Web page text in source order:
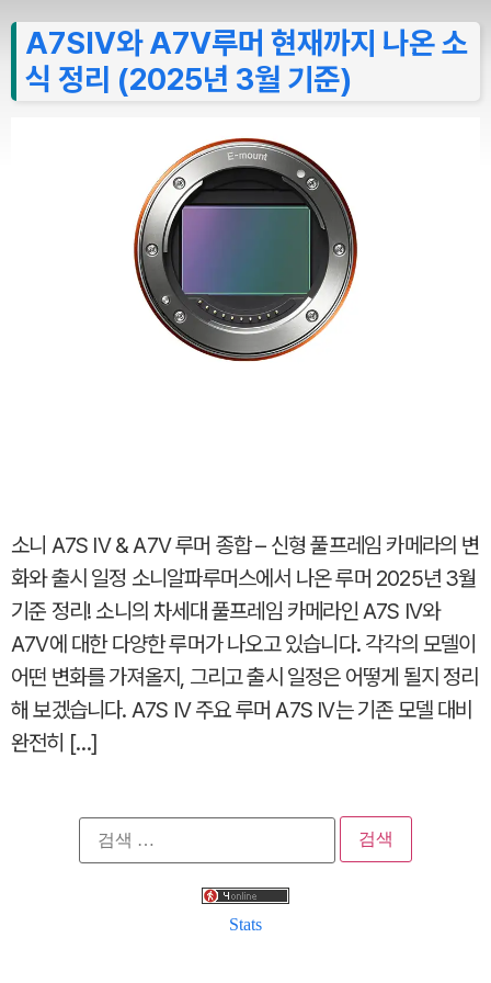
A7SⅣ와 A7Ⅴ루머 현재까지 나온 소
식 정리 (2025년 3월 기준)
소니 A7S IV & A7V 루머 종합 – 신형 풀프레임 카메라의 변
화와 출시 일정 소니알파루머스에서 나온 루머 2025년 3월
기준 정리! 소니의 차세대 풀프레임 카메라인 A7S IV와
A7V에 대한 다양한 루머가 나오고 있습니다. 각각의 모델이
어떤 변화를 가져올지, 그리고 출시 일정은 어떻게 될지 정리
해 보겠습니다. A7S IV 주요 루머 A7S IV는 기존 모델 대비
완전히 […]
검
색:
Stats